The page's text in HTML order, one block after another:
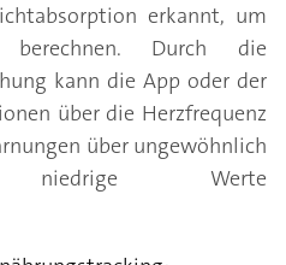
erkannt, um
Durch die
kann die App oder der
über die Herzfrequenz
über ungewöhnlich
Werte